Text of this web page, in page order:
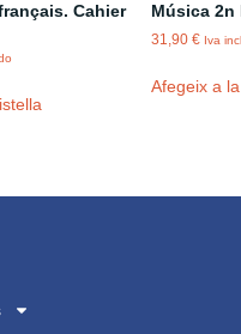
Cahier
Música 2n
31,90€ Iva
Afegeix a